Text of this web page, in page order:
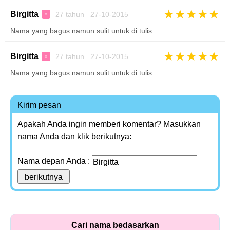
Birgitta ♀ 27 tahun 27-10-2015 ★★★★★
Nama yang bagus namun sulit untuk di tulis
Birgitta ♀ 27 tahun 27-10-2015 ★★★★★
Nama yang bagus namun sulit untuk di tulis
Kirim pesan
Apakah Anda ingin memberi komentar? Masukkan
nama Anda dan klik berikutnya:
Nama depan Anda :
Cari nama bedasarkan